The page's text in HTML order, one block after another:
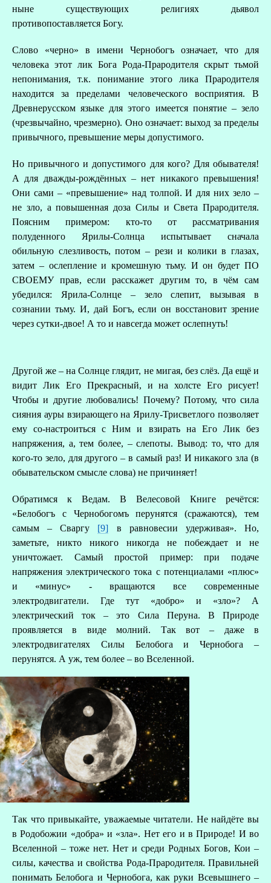
ныне существующих религиях дьявол
противопоставляется Богу.
Слово «черно» в имени Чернобогъ означает, что для
человека этот лик Бога Рода-Прародителя скрыт тьмой
непонимания, т.к. понимание этого лика Прародителя
находится за пределами человеческого восприятия. В
Древнерусском языке для этого имеется понятие – зело
(чрезвычайно, чрезмерно). Оно означает: выход за пределы
привычного, превышение меры допустимого.
Но привычного и допустимого для кого? Для обывателя!
А для дважды-рождённых – нет никакого превышения!
Они сами – «превышение» над толпой. И для них зело –
не зло, а повышенная доза Силы и Света Прародителя.
Поясним примером: кто-то от рассматривания
полуденного Ярилы-Солнца испытывает сначала
обильную слезливость, потом – рези и колики в глазах,
затем – ослепление и кромешную тьму. И он будет ПО
СВОЕМУ прав, если расскажет другим то, в чём сам
убедился: Ярила-Солнце – зело слепит, вызывая в
сознании тьму. И, дай Богъ, если он восстановит зрение
через сутки-двое! А то и навсегда может ослепнуть!
Другой же – на Солнце глядит, не мигая, без слёз. Да ещё и
видит Лик Его Прекрасный, и на холсте Его рисует!
Чтобы и другие любовались! Почему? Потому, что сила
сияния ауры взирающего на Ярилу-Трисветлого позволяет
ему со-настроиться с Ним и взирать на Его Лик без
напряжения, а, тем более, – слепоты. Вывод: то, что для
кого-то зело, для другого – в самый раз! И никакого зла (в
обывательском смысле слова) не причиняет!
Обратимся к Ведам. В Велесовой Книге речётся:
«Белобогъ с Чернобогомъ перунятся (сражаются), тем
самым – Сваргу [9] в равновесии удерживая». Но,
заметьте, никто никого никогда не побеждает и не
уничтожает. Самый простой пример: при подаче
напряжения электрического тока с потенциалами «плюс»
и «минус» - вращаются все современные
электродвигатели. Где тут «добро» и «зло»? А
электрический ток – это Сила Перуна. В Природе
проявляется в виде молний. Так вот – даже в
электродвигателях Силы Белобога и Чернобога –
перунятся. А уж, тем более – во Вселенной.
Так что привыкайте, уважаемые читатели. Не найдёте вы
в Родобожии «добра» и «зла». Нет его и в Природе! И во
Вселенной – тоже нет. Нет и среди Родных Богов, Кои –
силы, качества и свойства Рода-Прародителя. Правильней
понимать Белобога и Чернобога, как руки Всевышнего –